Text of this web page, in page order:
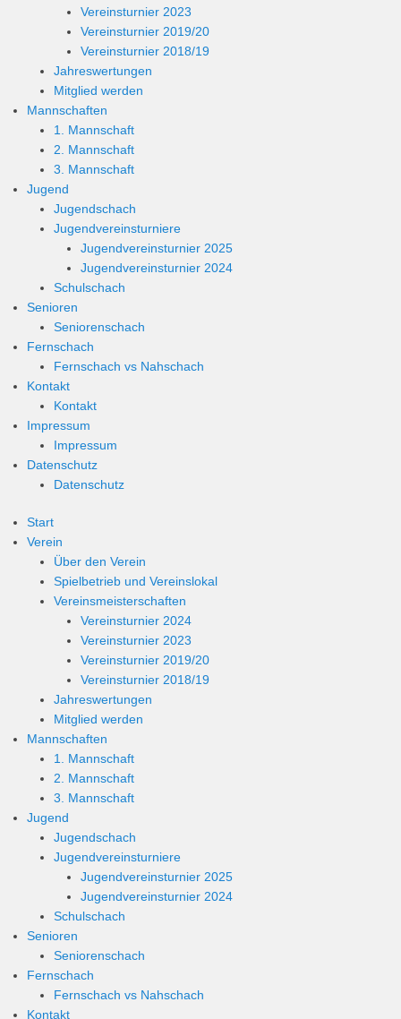
Vereinsturnier 2023
Vereinsturnier 2019/20
Vereinsturnier 2018/19
Jahreswertungen
Mitglied werden
Mannschaften
1. Mannschaft
2. Mannschaft
3. Mannschaft
Jugend
Jugendschach
Jugendvereinsturniere
Jugendvereinsturnier 2025
Jugendvereinsturnier 2024
Schulschach
Senioren
Seniorenschach
Fernschach
Fernschach vs Nahschach
Kontakt
Kontakt
Impressum
Impressum
Datenschutz
Datenschutz
Start
Verein
Über den Verein
Spielbetrieb und Vereinslokal
Vereinsmeisterschaften
Vereinsturnier 2024
Vereinsturnier 2023
Vereinsturnier 2019/20
Vereinsturnier 2018/19
Jahreswertungen
Mitglied werden
Mannschaften
1. Mannschaft
2. Mannschaft
3. Mannschaft
Jugend
Jugendschach
Jugendvereinsturniere
Jugendvereinsturnier 2025
Jugendvereinsturnier 2024
Schulschach
Senioren
Seniorenschach
Fernschach
Fernschach vs Nahschach
Kontakt